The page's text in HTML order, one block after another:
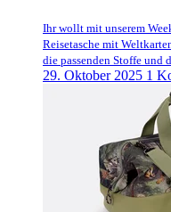
Ihr wollt mit unserem
Reisetasche mit
die passenden Stoffe und
29. Oktober 2025 1